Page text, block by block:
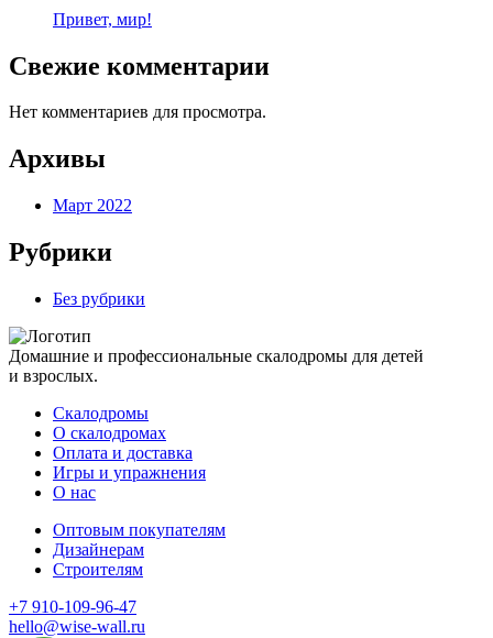
Привет, мир!
Свежие комментарии
Нет комментариев для просмотра.
Архивы
Март 2022
Рубрики
Без рубрики
Домашние и профессиональные скалодромы для детей
и взрослых.
Скалодромы
О скалодромах
Оплата и доставка
Игры и упражнения
О нас
Оптовым покупателям
Дизайнерам
Строителям
+7 910-109-96-47
hello@wise-wall.ru